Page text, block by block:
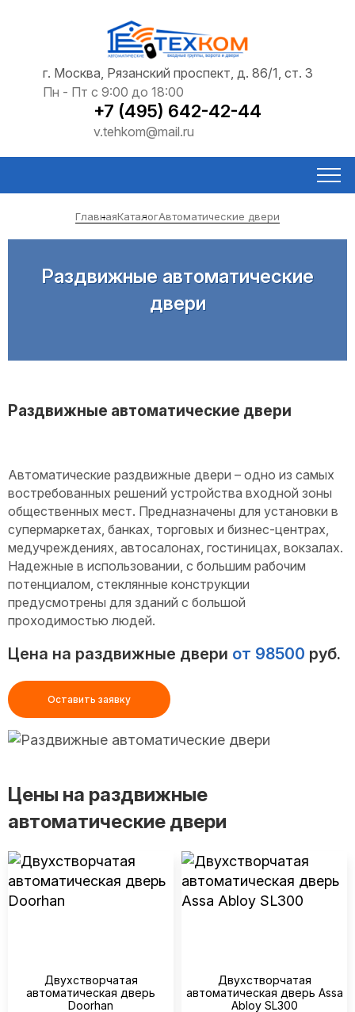
г. Москва, Рязанский проспект, д. 86/1, ст. 3
Пн - Пт с 9:00 до 18:00
+7 (495) 642-42-44
v.tehkom@mail.ru
ГлавнаяКаталогАвтоматические двери
Раздвижные автоматические
двери
Раздвижные автоматические двери
Автоматические раздвижные двери – одно из самых
востребованных решений устройства входной зоны
общественных мест. Предназначены для установки в
супермаркетах, банках, торговых и бизнес-центрах,
медучреждениях, автосалонах, гостиницах, вокзалах.
Надежные в использовании, с большим рабочим
потенциалом, стеклянные конструкции
предусмотрены для зданий с большой
проходимостью людей.
Цена на раздвижные двери от 98500 руб.
Оставить заявку
Цены на раздвижные
автоматические двери
Двухстворчатая
автоматическая дверь
Doorhan
Двухстворчатая
автоматическая дверь Assa
Abloy SL300